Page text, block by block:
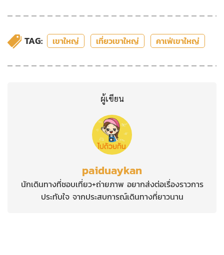
TAG: เขาใหญ่ เที่ยวเขาใหญ่ คาเฟ่เขาใหญ่
ผู้เขียน
paiduaykan
นักเดินทางที่ชอบเที่ยว+ถ่ายภาพ อยากส่งต่อเรื่องราวการ
ประทับใจ จากประสบการณ์เดินทางที่ยาวนาน